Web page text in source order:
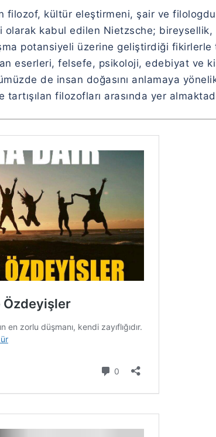
filozof, kültür eleştirmeni, şair ve
kabul edilen Nietzsche; bireysellik,
potansiyeli üzerine geliştirdiği fikirlerle
eserleri, felsefe, psikoloji, edebiyat ve
de insan doğasını anlamaya yönelik
filozofları arasında yer